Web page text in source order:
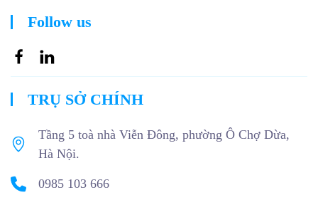
Follow us
TRỤ SỞ CHÍNH
Tầng 5 toà nhà Viễn Đông, phường Ô Chợ Dừa,
Hà Nội.
0985 103 666